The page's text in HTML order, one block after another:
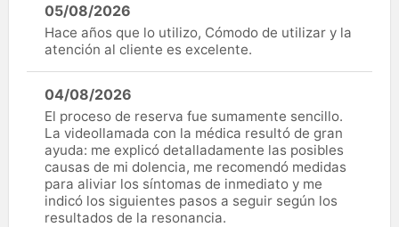
05/08/2026
Hace años que lo utilizo, Cómodo de utilizar y la
atención al cliente es excelente.
04/08/2026
El proceso de reserva fue sumamente sencillo.
La videollamada con la médica resultó de gran
ayuda: me explicó detalladamente las posibles
causas de mi dolencia, me recomendó medidas
para aliviar los síntomas de inmediato y me
indicó los siguientes pasos a seguir según los
resultados de la resonancia.